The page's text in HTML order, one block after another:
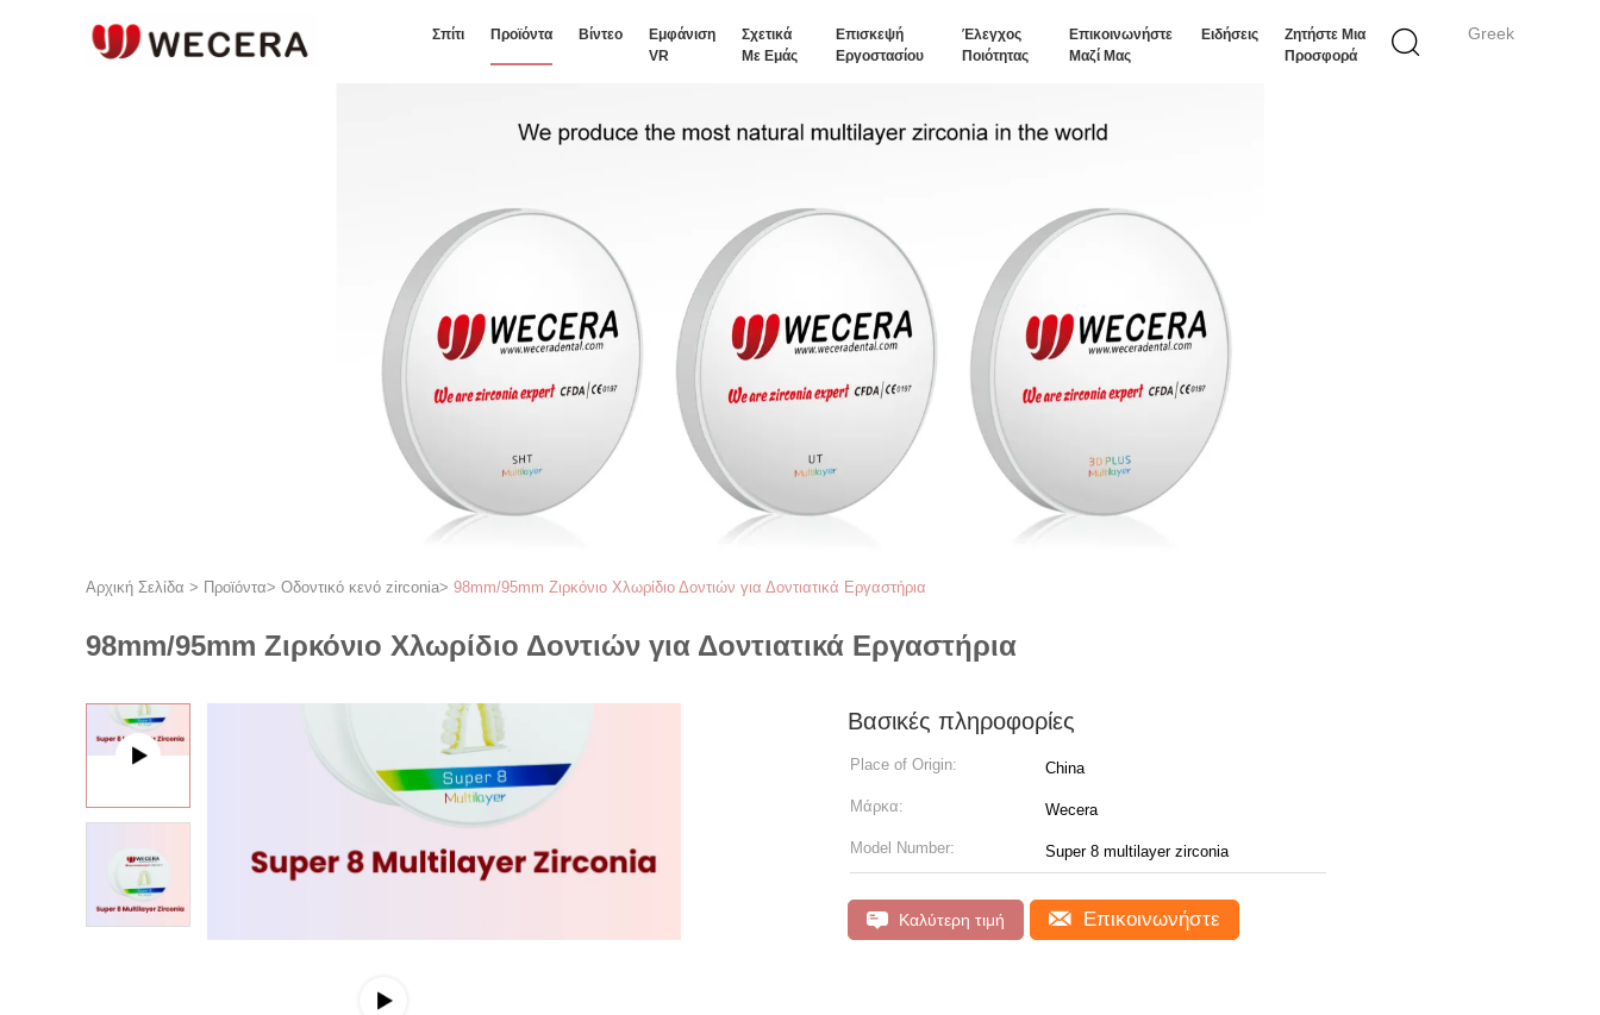
Greek
Σπίτι Προϊόντα Βίντεο
Εμφάνιση
VR
Σχετικά
Με Εμάς
Επισκεψή
Εργοστασίου
Έλεγχος
Ποιότητας
Επικοινωνήστε
Μαζί Μας
Ειδήσεις
Ζητήστε Μια
Προσφορά
Αρχική Σελίδα > Προϊόντα> Οδοντικό κενό zirconia> 98mm/95mm Ζιρκόνιο Χλωρίδιο Δοντιών για Δοντιατικά Εργαστήρια
98mm/95mm Ζιρκόνιο Χλωρίδιο Δοντιών για Δοντιατικά Εργαστήρια
Βασικές πληροφορίες
Place of Origin: China
Μάρκα: Wecera
Model Number: Super 8 multilayer zirconia
Καλύτερη τιμή Επικοινωνήστε